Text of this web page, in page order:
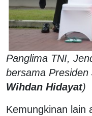
Panglima TNI,
bersama Presiden
Wihdan Hidayat)
Kemungkinan lain